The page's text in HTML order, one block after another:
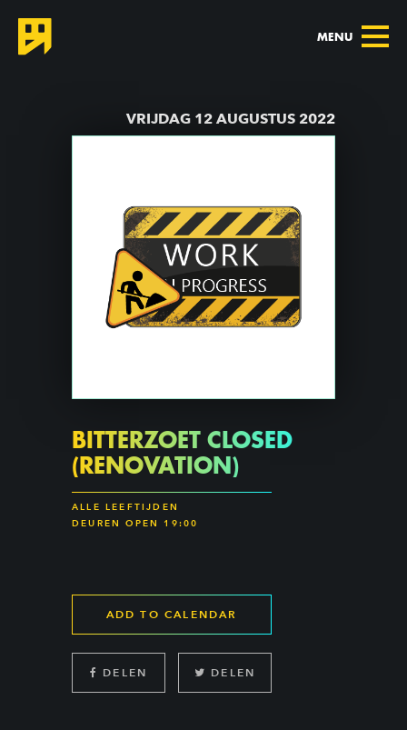
MENU
VRIJDAG 12 AUGUSTUS 2022
BITTERZOET CLOSED
(RENOVATION)
ALLE LEEFTIJDEN
DEUREN OPEN 19:00
ADD TO CALENDAR
DELEN DELEN